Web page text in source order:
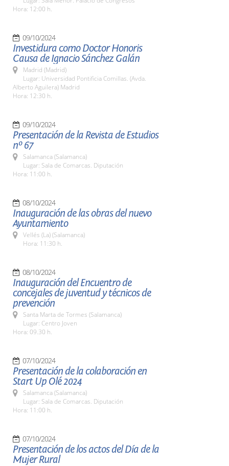
Hora: 12:00 h.
09/10/2024
Investidura como Doctor Honoris
Causa de Ignacio Sánchez Galán
Madrid (Madrid)
Lugar: Universidad Pontificia Comillas. (Avda.
Alberto Aguilera) Madrid
Hora: 12:30 h.
09/10/2024
Presentación de la Revista de Estudios
nº 67
Salamanca (Salamanca)
Lugar: Sala de Comarcas. Diputación
Hora: 11:00 h.
08/10/2024
Inauguración de las obras del nuevo
Ayuntamiento
Vellés (La) (Salamanca)
Hora: 11:30 h.
08/10/2024
Inauguración del Encuentro de
concejales de juventud y técnicos de
prevención
Santa Marta de Tormes (Salamanca)
Lugar: Centro Joven
Hora: 09.30 h.
07/10/2024
Presentación de la colaboración en
Start Up Olé 2024
Salamanca (Salamanca)
Lugar: Sala de Comarcas. Diputación
Hora: 11:00 h.
07/10/2024
Presentación de los actos del Día de la
Mujer Rural